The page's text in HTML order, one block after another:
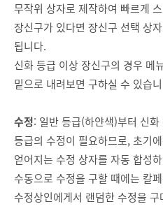
무작위 상자로 제작하여 빠르게
장신구가 있다면 장신구 선택 상
됩니다.
신화 등급 이상 장신구의 경우 메
밑으로 내려보면 구하실 수 있습
수정: 일반 등급(하얀색)부터 신
등급의 수정이 필요하므로, 초기
얻어지는 수정 상자를 자동 합성
수동으로 수정을 구할 때에는 칼
수정상인에게서 랜덤한 수정을 구